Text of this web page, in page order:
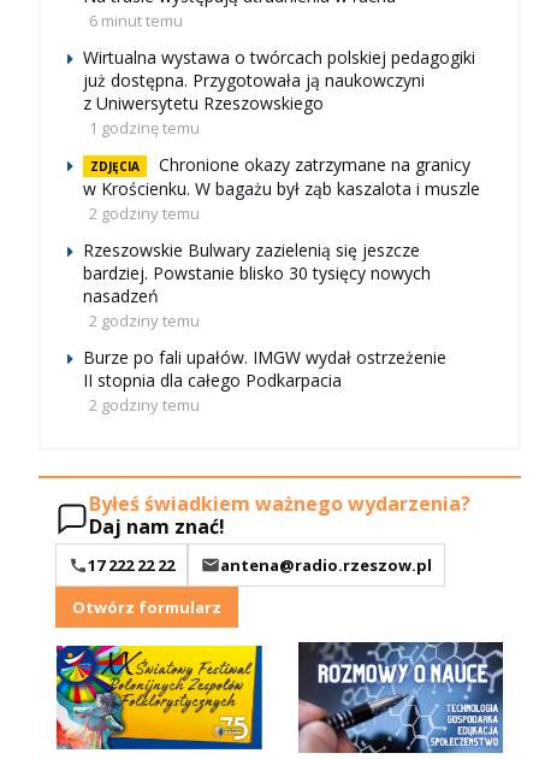
6 minut temu
Wirtualna wystawa o twórcach polskiej pedagogiki
już dostępna. Przygotowała ją naukowczyni
z Uniwersytetu Rzeszowskiego
1 godzinę temu
ZDJĘCIA
Chronione okazy zatrzymane na granicy
w Krościenku. W bagażu był ząb kaszalota i muszle
2 godziny temu
Rzeszowskie Bulwary zazielenią się jeszcze
bardziej. Powstanie blisko 30 tysięcy nowych
nasadzeń
2 godziny temu
Burze po fali upałów. IMGW wydał ostrzeżenie
II stopnia dla całego Podkarpacia
2 godziny temu
Byłeś świadkiem ważnego wydarzenia?
Daj nam znać!
17 222 22 22
antena@radio.rzeszow.pl
Otwórz formularz